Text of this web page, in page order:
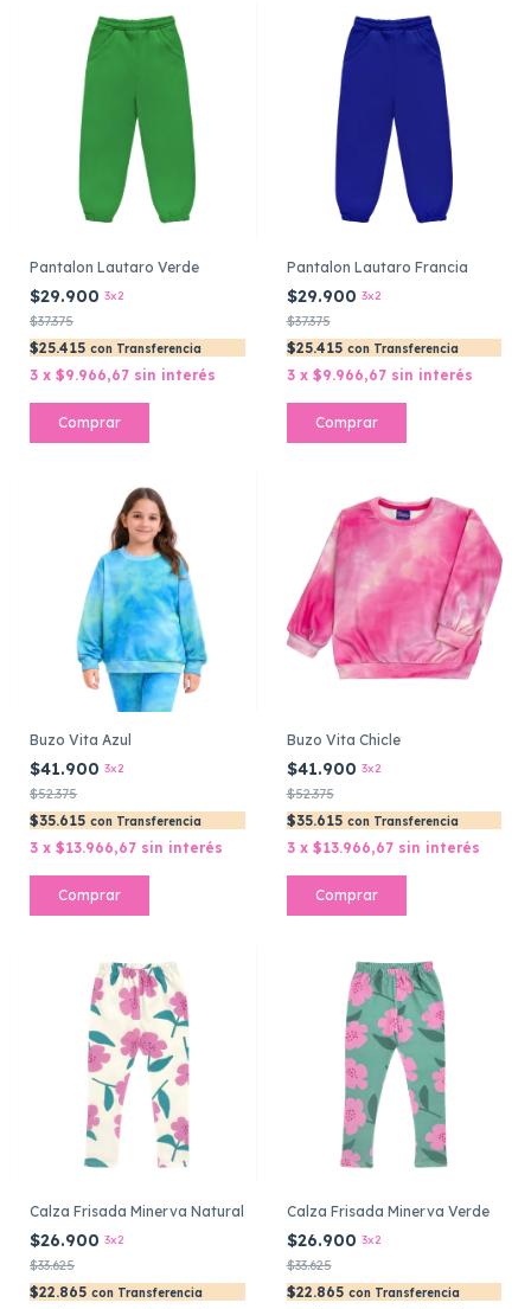
Pantalon Lautaro Verde
$29.900 3x2
$37.375
$25.415 con Transferencia
3 x $9.966,67 sin interés
Comprar
Pantalon Lautaro Francia
$29.900 3x2
$37.375
$25.415 con Transferencia
3 x $9.966,67 sin interés
Comprar
Buzo Vita Azul
$41.900 3x2
$52.375
$35.615 con Transferencia
3 x $13.966,67 sin interés
Comprar
Buzo Vita Chicle
$41.900 3x2
$52.375
$35.615 con Transferencia
3 x $13.966,67 sin interés
Comprar
Calza Frisada Minerva Natural
$26.900 3x2
$33.625
$22.865 con Transferencia
Calza Frisada Minerva Verde
$26.900 3x2
$33.625
$22.865 con Transferencia